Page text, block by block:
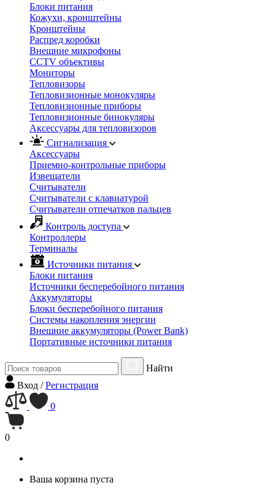
Блоки питания
Кожухи, кронштейны
Кронштейны
Распред коробки
Внешние микрофоны
CCTV объективы
Мониторы
Тепловизоры
Тепловизионные монокуляры
Тепловизионные приборы
Тепловизионные бинокуляры
Аксессуары для тепловизоров
Сигнализация
Аксессуары
Приемно-контрольные приборы
Извещатели
Считыватели
Cчитыватели с клавиатурой
Cчитыватели отпечатков пальцев
Контроль доступа
Контроллеры
Терминалы
Источники питания
Блоки питания
Источники бесперебойного питания
Аккумуляторы
Блоки бесперебойного питания
Системы накопления энергии
Внешние аккумуляторы (Power Bank)
Портативные источники питания
Найти
Вход /Регистрация
0
0
Ваша корзина пуста